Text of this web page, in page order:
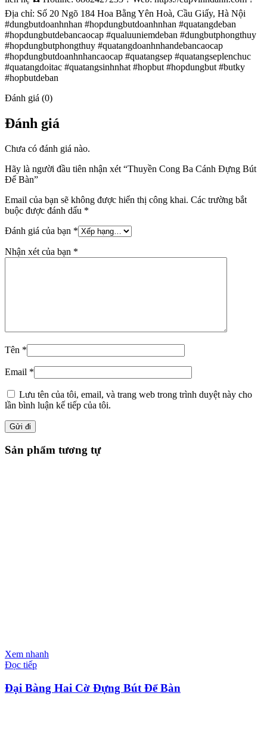
Địa chỉ: Số 20 Ngõ 184 Hoa Bằng Yên Hoà, Cầu Giấy, Hà Nội
#dungbutdoanhnhan #hopdungbutdoanhnhan #quatangdeban
#hopdungbutdebancaocap #qualuuniemdeban #dungbutphongthuy
#hopdungbutphongthuy #quatangdoanhnhandebancaocap
#hopdungbutdoanhnhancaocap #quatangsep #quatangseplenchuc
#quatangdoitac #quatangsinhnhat #hopbut #hopdungbut #butky
#hopbutdeban
Đánh giá (0)
Đánh giá
Chưa có đánh giá nào.
Hãy là người đầu tiên nhận xét “Thuyền Cong Ba Cánh Đựng Bút
Để Bàn”
Email của bạn sẽ không được hiển thị công khai. Các trường bắt
buộc được đánh dấu *
Đánh giá của bạn *
Nhận xét của bạn *
Tên *
Email *
Lưu tên của tôi, email, và trang web trong trình duyệt này cho
lần bình luận kế tiếp của tôi.
Sản phẩm tương tự
Xem nhanh
Đọc tiếp
Đại Bàng Hai Cờ Đựng Bút Để Bàn